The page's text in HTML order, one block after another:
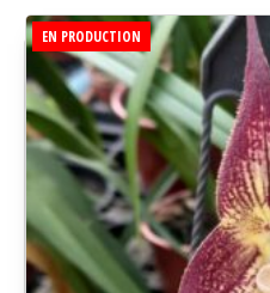
EN PRODUCTION